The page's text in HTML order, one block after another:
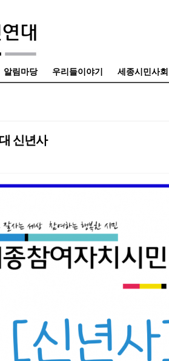
알림마당 우리들이야기 세종시민사
신년사